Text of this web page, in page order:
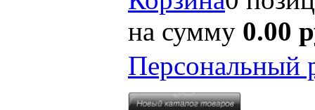
на сумму 0.00
Персональный